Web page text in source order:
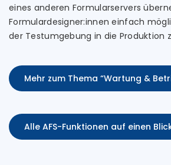
eines anderen Formularservers
Formulardesigner:innen einfach
der Testumgebung in die Produktion
Mehr zum Thema “Wartung &
Alle AFS-Funktionen auf einen